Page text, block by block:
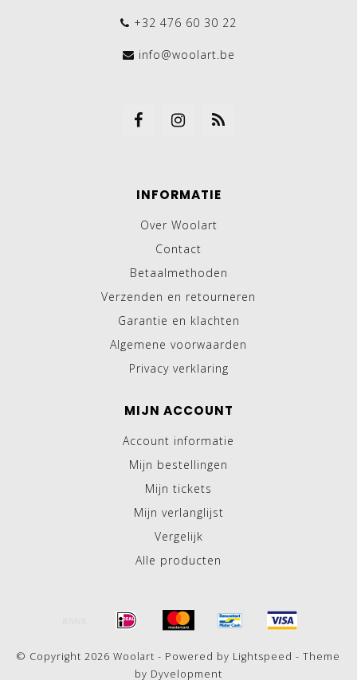
+32 476 60 30 22
info@woolart.be
INFORMATIE
Over Woolart
Contact
Betaalmethoden
Verzenden en retourneren
Garantie en klachten
Algemene voorwaarden
Privacy verklaring
MIJN ACCOUNT
Account informatie
Mijn bestellingen
Mijn tickets
Mijn verlanglijst
Vergelijk
Alle producten
© Copyright 2026 Woolart - Powered by Lightspeed - Theme
by Dyvelopment